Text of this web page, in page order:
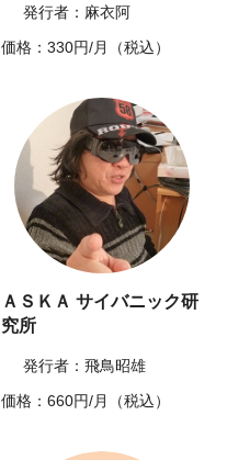
発行者：麻衣阿
価格：330円/月（税込）
ＡＳＫＡ サイバニック研
究所
発行者：飛鳥昭雄
価格：660円/月（税込）